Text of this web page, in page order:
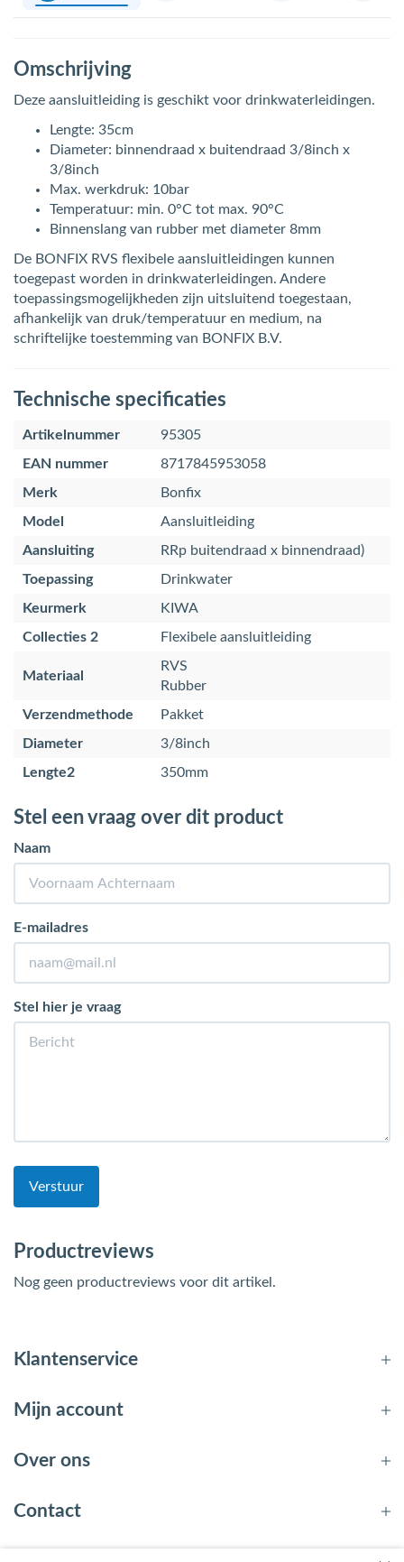
Omschrijving
Deze aansluitleiding is geschikt voor drinkwaterleidingen.
Lengte: 35cm
Diameter: binnendraad x buitendraad 3/8inch x
3/8inch
Max. werkdruk: 10bar
Temperatuur: min. 0°C tot max. 90°C
Binnenslang van rubber met diameter 8mm
De BONFIX RVS flexibele aansluitleidingen kunnen
toegepast worden in drinkwaterleidingen. Andere
toepassingsmogelijkheden zijn uitsluitend toegestaan,
afhankelijk van druk/temperatuur en medium, na
schriftelijke toestemming van BONFIX B.V.
Technische specificaties
Artikelnummer
95305
EAN nummer
8717845953058
Merk
Bonfix
Model
Aansluitleiding
Aansluiting
RRp buitendraad x binnendraad)
Toepassing
Drinkwater
Keurmerk
KIWA
Collecties 2
Flexibele aansluitleiding
Materiaal
RVS
Rubber
Verzendmethode
Pakket
Diameter
3/8inch
Lengte2
350mm
Stel een vraag over dit product
Naam
E-mailadres
Stel hier je vraag
Verstuur
Productreviews
Nog geen productreviews voor dit artikel.
Klantenservice
Mijn account
Over ons
Contact